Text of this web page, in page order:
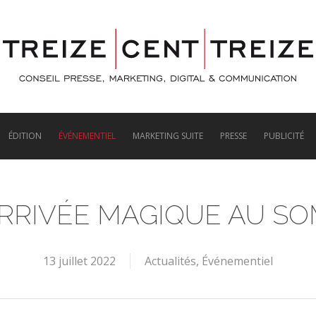
ÉDITION ÉVÉNEMENTIEL MARKETING SUITE PRESSE PUBLICITÉ
MAGIQUE AU
13 juillet 2022 Actualités, Événementiel